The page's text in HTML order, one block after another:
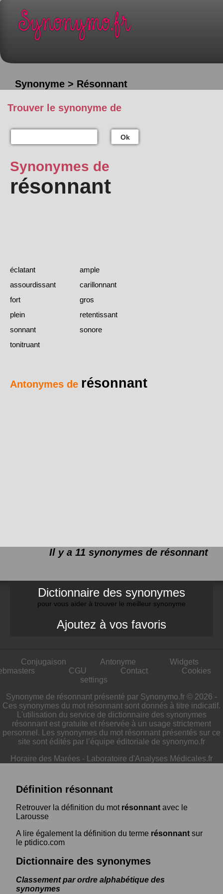
Synonyme > Résonnant
Trouver le synonyme de
Ok
Synonymes de
résonnant
éclatant
ample
assourdissant
carillonnant
fort
gros
plein
retentissant
sonnant
sonore
tonitruant
Antonymes de résonnant
Il y a 11 synonymes de résonnant
Dictionnaire des synonymes
pour vous aider à trouver le meilleur synonyme
Ajoutez à vos favoris
Conjugaison Antonyme
Widgets
CGU Contact
Cookies
settings
Synonyme de résonnant présenté par Synonymo.fr © 2026 -
Ces synonymes du mot résonnant sont donnés à titre indicatif.
L'utilisation du service de dictionnaire des synonymes
résonnant est gratuite et réservée à un usage strictement
personnel. Les synonymes du mot résonnant présentés sur ce
site sont édités par l’équipe éditoriale de synonymo.fr
Horaire des Marées - Laboratoire d'Analyses Médicales.fr
Définition résonnant
Retrouver la définition du mot résonnant avec le
Larousse
A lire également la définition du terme résonnant sur
le ptidico.com
Dictionnaire des synonymes
Classement par ordre alphabétique des
synonymes